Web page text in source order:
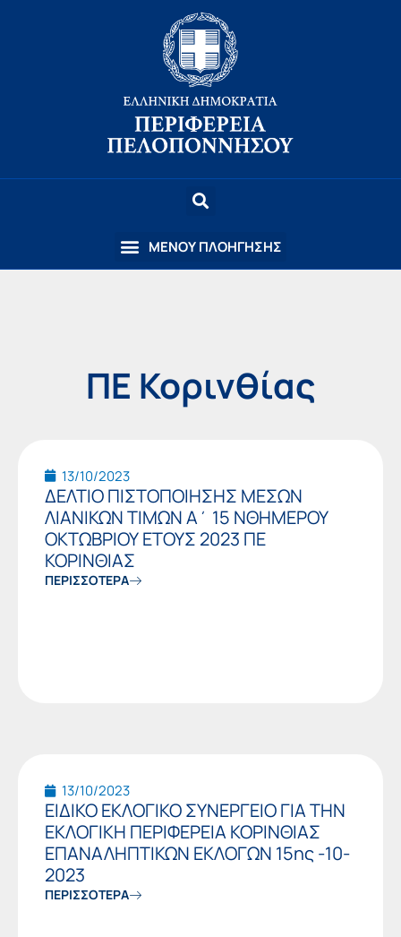
ΠΕ Κορινθίας
13/10/2023
ΔΕΛΤΙΟ ΠΙΣΤΟΠΟΙΗΣΗΣ ΜΕΣΩΝ
ΛΙΑΝΙΚΩΝ ΤΙΜΩΝ Α΄ 15 ΝΘΗΜΕΡΟΥ
ΟΚΤΩΒΡΙΟΥ ΕΤΟΥΣ 2023 ΠΕ
ΚΟΡΙΝΘΙΑΣ
ΠΕΡΙΣΣΟΤΕΡΑ
13/10/2023
ΕΙΔΙΚΟ ΕΚΛΟΓΙΚΟ ΣΥΝΕΡΓΕΙΟ ΓΙΑ ΤΗΝ
ΕΚΛΟΓΙΚΗ ΠΕΡΙΦΕΡΕΙΑ ΚΟΡΙΝΘΙΑΣ
ΕΠΑΝΑΛΗΠΤΙΚΩΝ ΕΚΛΟΓΩΝ 15ης -10-
2023
ΠΕΡΙΣΣΟΤΕΡΑ